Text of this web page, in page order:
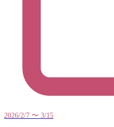
2026/2/7 〜 3/15